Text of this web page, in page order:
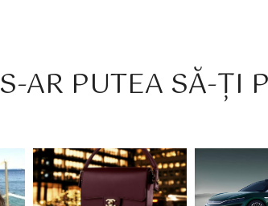
S-AR PUTEA SĂ-ȚI